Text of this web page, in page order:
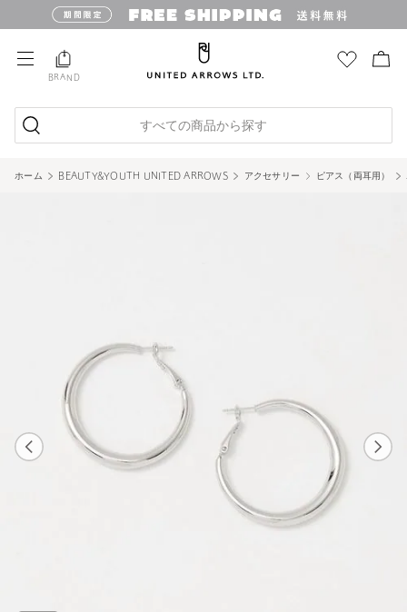
BRAND
すべての商品から探す
ホーム BEAUTY&YOUTH UNITED ARROWS アクセサリー ピアス（両耳用）